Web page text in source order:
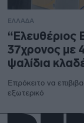
ΕΛΛΑΔΑ
“Ελευθέριος
37χρονος με
ψαλίδια
Επρόκειτο να
εξωτερικό